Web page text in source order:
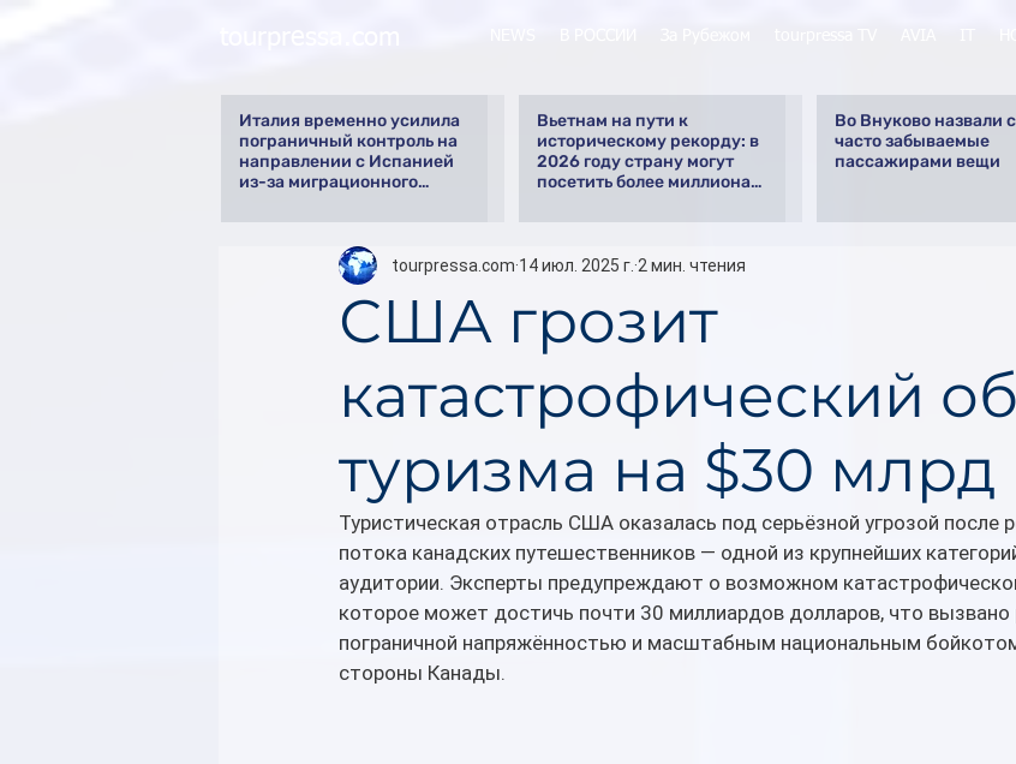
Италия временно усилила
пограничный контроль на
направлении с Испанией
из-за миграционного
Вьетнам на пути к
историческому рекорду: в
2026 году страну могут
посетить более миллиона
Во Внуково назвали
часто забываемые
пассажирами вещи
США грозит
катастрофический
туризма на $30 млрд
tourpressa.com 14 июл. 2025 г. 2 мин. чтения
Туристическая отрасль США оказалась под серьёзной угрозой после
потока канадских путешественников — одной из крупнейших
аудитории. Эксперты предупреждают о возможном
которое может достичь почти 30 миллиардов долларов, что вызвано
пограничной напряжённостью и масштабным национальным
стороны Канады.